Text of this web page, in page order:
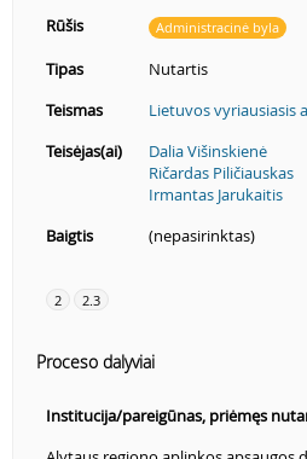
Rūšis
Administracinė byla
Tipas
Nutartis
Teismas
Lietuvos vyriausiasis
Teisėjas(ai)
Dalia Višinskienė
Ričardas Piličiauskas
Irmantas Jarukaitis
Baigtis
(nepasirinktas)
2 2.3
Proceso dalyviai
Institucija/pareigūnas, priėmęs